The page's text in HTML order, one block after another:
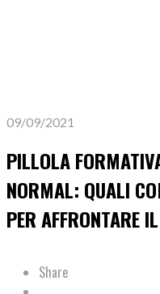
09/09/2021
PILLOLA
NORMAL: QUALI
PER AFFRONTARE
Share